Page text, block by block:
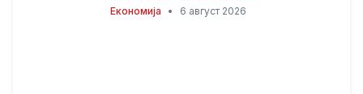
современите технологии
Економија • 6 август 2026